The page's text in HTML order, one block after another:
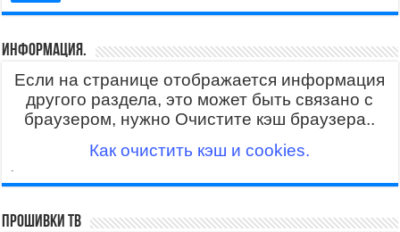
Информация.
Если на странице отображается информация
другого раздела, это может быть связано с
браузером, нужно Очистите кэш браузера..
Как очистить кэш и cookies.
Прошивки ТВ